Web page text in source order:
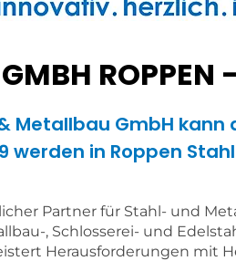
Metallbau GmbH
werden in Roppen
Partner für Stahl- und
, Schlosserei- und
Herausforderungen mit